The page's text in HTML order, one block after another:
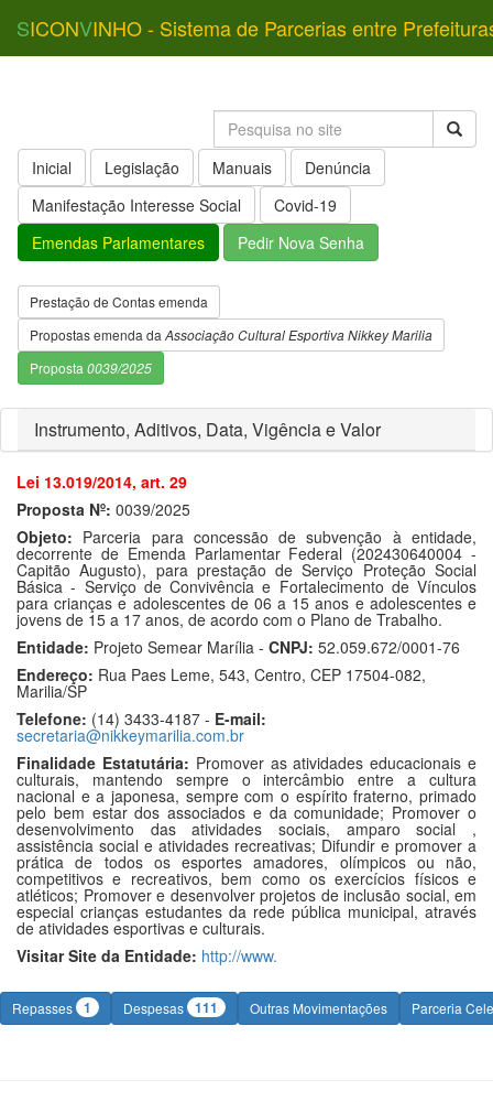
SICONVINHO - Sistema de Parcerias entre
Inicial Legislação Manuais
Denúncia
Manifestação Interesse Social
Covid-19
Emendas Parlamentares
Pedir Nova Senha
Prestação de Contas emenda
Propostas emenda da Associação Cultural Esportiva Nikkey Marilia
Proposta 0039/2025
Instrumento, Aditivos, Data, Vigência e Valor
Lei 13.019/2014, art. 29
Proposta Nº: 0039/2025
Objeto: Parceria para concessão de subvenção à entidade,
decorrente de Emenda Parlamentar Federal (202430640004 -
Capitão Augusto), para prestação de Serviço Proteção Social
Básica - Serviço de Convivência e Fortalecimento de Vínculos
para crianças e adolescentes de 06 a 15 anos e adolescentes e
jovens de 15 a 17 anos, de acordo com o Plano de Trabalho.
Entidade: Projeto Semear Marília - CNPJ: 52.059.672/0001-76
Endereço: Rua Paes Leme, 543, Centro, CEP 17504-082,
Marilia/SP
Telefone: (14) 3433-4187 - E-mail:
secretaria@nikkeymarilia.com.br
Finalidade Estatutária: Promover as atividades educacionais e
culturais, mantendo sempre o intercâmbio entre a cultura
nacional e a japonesa, sempre com o espírito fraterno, primado
pelo bem estar dos associados e da comunidade; Promover o
desenvolvimento das atividades sociais, amparo social ,
assistência social e atividades recreativas; Difundir e promover a
prática de todos os esportes amadores, olímpicos ou não,
competitivos e recreativos, bem como os exercícios físicos e
atléticos; Promover e desenvolver projetos de inclusão social, em
especial crianças estudantes da rede pública municipal, através
de atividades esportivas e culturais.
Visitar Site da Entidade: http://www.
Repasses 1 Despesas 111 Outras Movimentações Parceria